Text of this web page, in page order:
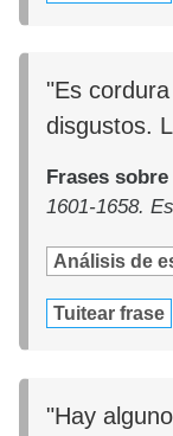
"Es
disgustos.
Frases
1601-1658.
Análisis de
Tuitear frase
"Hay